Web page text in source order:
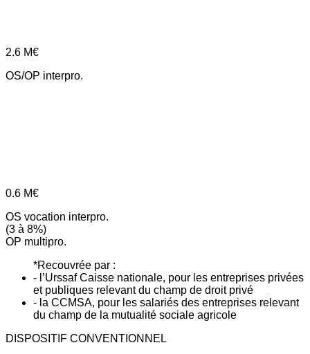
2.6 M€
OS/OP interpro.
0.6 M€
OS vocation interpro.
(3 à 8%)
OP multipro.
*Recouvrée par :
- l’Urssaf Caisse nationale, pour les entreprises privées
et publiques relevant du champ de droit privé
- la CCMSA, pour les salariés des entreprises relevant
du champ de la mutualité sociale agricole
DISPOSITIF CONVENTIONNEL